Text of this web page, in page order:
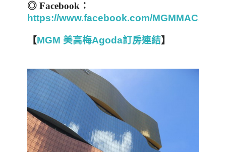
◎ Facebook ：
https://www.facebook.com/MGMMACAU
【MGM 美高梅Agoda訂房連結】